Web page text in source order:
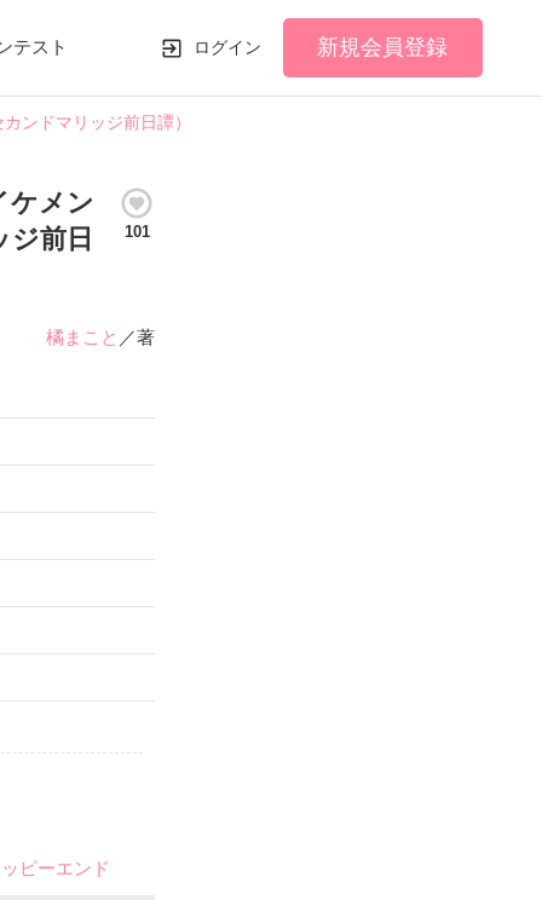
テスト ログイン 新規会員登録
ンドマリッジ前日譚）
ケメン
前日
101
橘まこと ／著
ピーエンド